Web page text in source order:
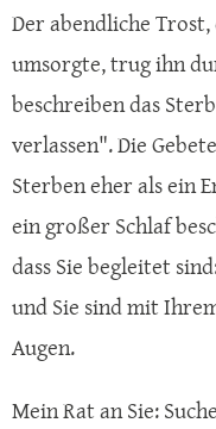
Der abendliche
umsorgte, trug ihn
beschreiben das
verlassen". Die
Sterben eher als ein
ein großer Schlaf
dass Sie begleitet
und Sie sind mit
Augen.
Mein Rat an Sie: